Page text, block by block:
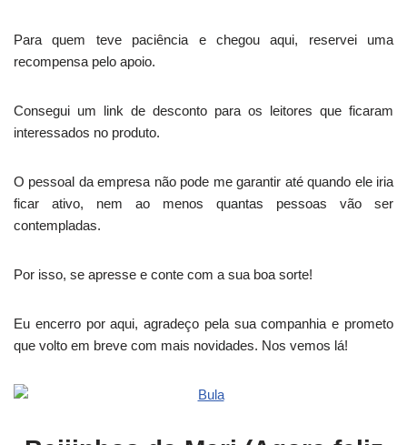
Para quem teve paciência e chegou aqui, reservei uma
recompensa pelo apoio.
Consegui um link de desconto para os leitores que ficaram
interessados no produto.
O pessoal da empresa não pode me garantir até quando ele iria
ficar ativo, nem ao menos quantas pessoas vão ser
contempladas.
Por isso, se apresse e conte com a sua boa sorte!
Eu encerro por aqui, agradeço pela sua companhia e prometo
que volto em breve com mais novidades. Nos vemos lá!